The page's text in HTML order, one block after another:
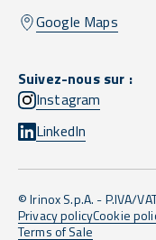
Google Maps
Suivez-nous sur :
Instagram
LinkedIn
© Irinox S.p.A. - P.IVA/
Privacy policyCookie
Terms of Sale